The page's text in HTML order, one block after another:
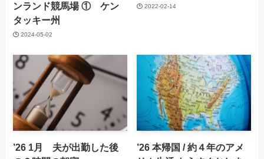
ンランド競馬場 ① ケン
タッキー州
2024-05-02
2022-02-14
’26 1月 夫が出勤した後
’26 本帰国 / 約４年のアメ